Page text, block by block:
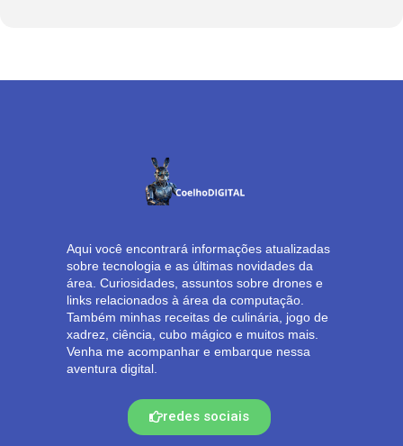
Aqui você encontrará informações atualizadas
sobre tecnologia e as últimas novidades da
área. Curiosidades, assuntos sobre drones e
links relacionados à área da computação.
Também minhas receitas de culinária, jogo de
xadrez, ciência, cubo mágico e muitos mais.
Venha me acompanhar e embarque nessa
aventura digital.
redes sociais